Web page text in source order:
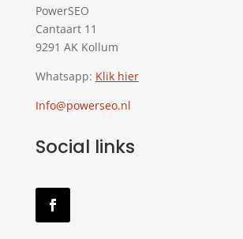
PowerSEO
Cantaart 11
9291 AK Kollum
Whatsapp: Klik hier
Info@powerseo.nl
Social links